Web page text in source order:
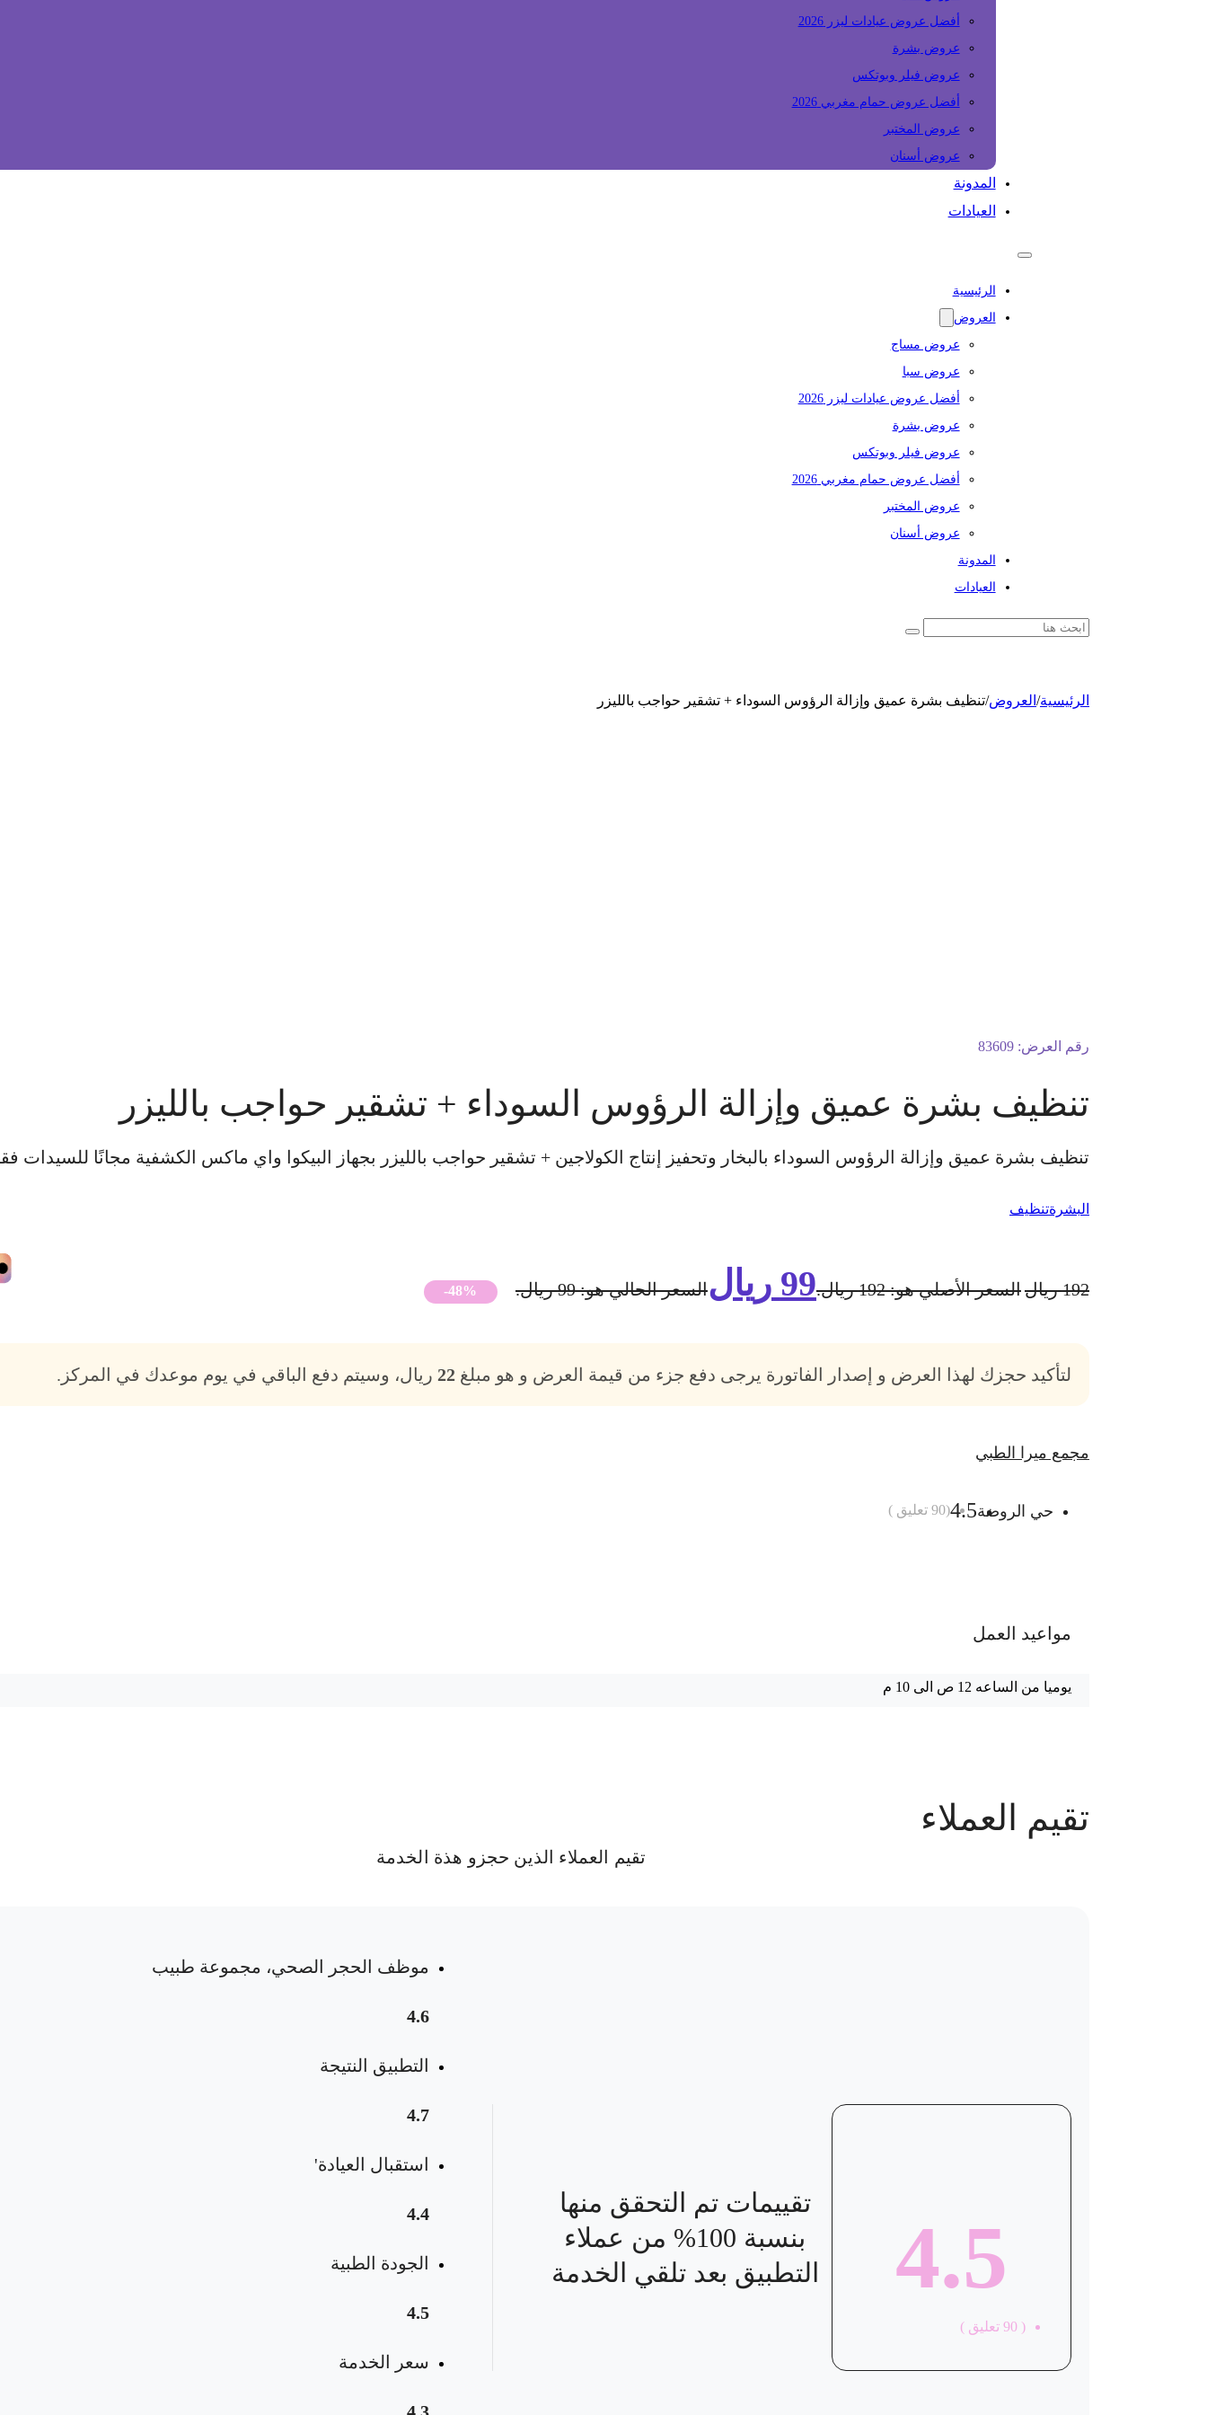
أفضل عروض عيادات ليزر 2026
عروض بشرة
عروض فيلر وبوتكس
أفضل عروض حمام مغربي 2026
عروض المختبر
عروض أسنان
المدونة
العيادات
الرئيسية
العروض
عروض مساج
عروض سبا
أفضل عروض عيادات ليزر 2026
عروض بشرة
عروض فيلر وبوتكس
أفضل عروض حمام مغربي 2026
عروض المختبر
عروض أسنان
المدونة
العيادات
الرئيسية/ العروض/تنظيف بشرة عميق وإزالة الرؤوس السوداء + تشقير حواجب بالليزر
رقم العرض:83609
تنظيف بشرة عميق وإزالة الرؤوس السوداء + تشقير حواجب بالليزر
تنظيف بشرة عميق وإزالة الرؤوس السوداء بالبخار وتحفيز إنتاج الكولاجين + تشقير حواجب بالليزر بجهاز البيكوا واي ماكس الكشفية مجانًا للسيدات
البشرةتنظيف
192 ريالالسعر الأصلي هو: 192 ريال. 99 ريالالسعر الحالي هو: 99 ريال. -48%
لتأكيد حجزك لهذا العرض و إصدار الفاتورة يرجى دفع جزء من قيمة العرض و هو مبلغ22 ريال، وسيتم دفع الباقي في يوم موعدك في المركز.
مجمع ميرا الطبي
حي الروضة4.5
(
90 تعليق )
مواعيد العمل
يوميا من الساعه 12 ص الى 10 م
90 حجز
تقيم العملاء
تقيم العملاء الذين حجزو هذة الخدمة
4.5
(
90 تعليق )
تقييمات تم التحقق منها
بنسبة 100% من عملاء
التطبيق بعد تلقي الخدمة
موظف الحجر الصحي، مجموعة طبيب
4.6
التطبيق النتيجة
4.7
استقبال العيادة'
4.4
الجودة الطبية
4.5
سعر الخدمة